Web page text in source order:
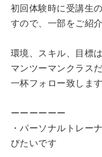
初回体験時に受講生
すので、一部をご紹介
環境、スキル、目標
マンツーマンクラス
一杯フォロー致します
ーーーーーー
・パーソナルトレー
びたいです